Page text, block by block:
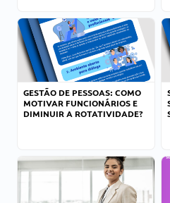
GESTÃO DE PESSOAS: COMO
MOTIVAR FUNCIONÁRIOS E
DIMINUIR A ROTATIVIDADE?